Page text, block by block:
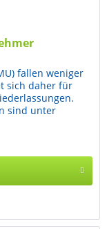
fallen weniger
sich daher für
sind unter